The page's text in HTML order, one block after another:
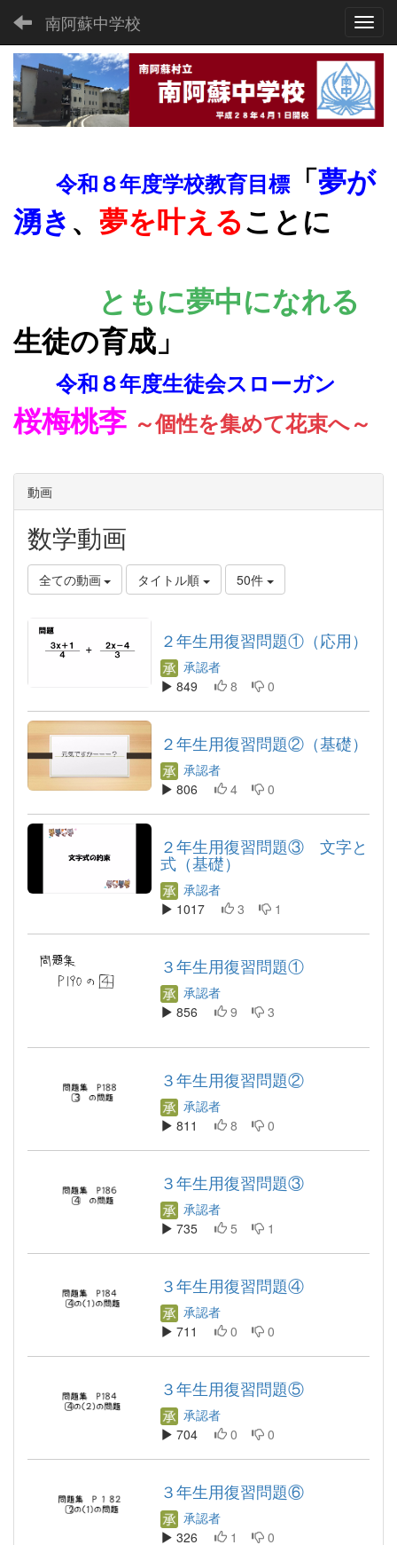
南阿蘇中学校
令和８年度学校教育目標 「 夢が
湧き 、 夢を叶えることに
ともに夢中になれる
生徒の育成 」
令和８年度生徒会スローガン
桜梅桃李 ～個性を集めて花束へ～
動画
数学動画
全ての動画 タイトル順 50件
２年生用復習問題①（応用）
承認者
849
8 0
２年生用復習問題②（基礎）
承認者
806
4 0
２年生用復習問題③ 文字と
式（基礎）
承認者
1017
3 1
３年生用復習問題①
承認者
856
9 3
３年生用復習問題②
承認者
811
8 0
３年生用復習問題③
承認者
735
5 1
３年生用復習問題④
承認者
711
0 0
３年生用復習問題⑤
承認者
704
0 0
３年生用復習問題⑥
承認者
326
1 0